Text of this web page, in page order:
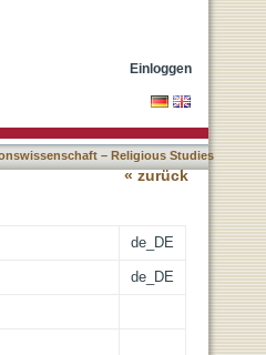
Einloggen
– Religious Studies
« zurück
de_DE
de_DE